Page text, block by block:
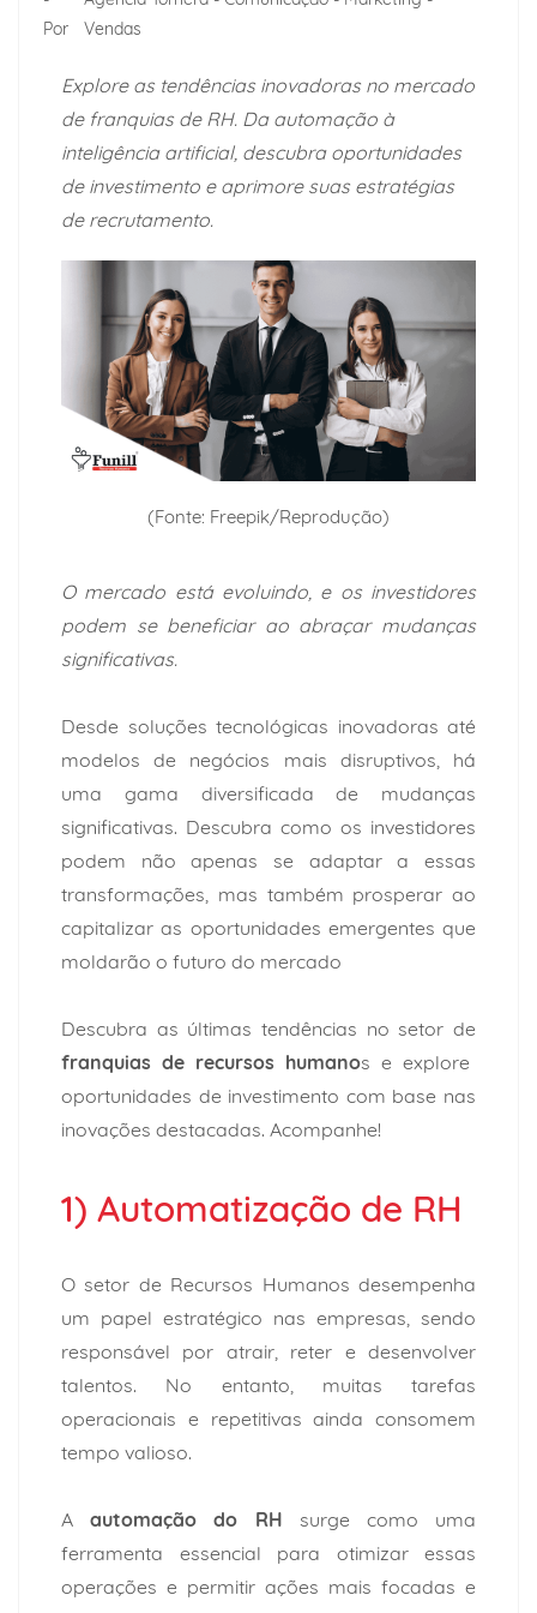
Por
Vendas
Explore as tendências inovadoras no mercado
de franquias de RH. Da automação à
inteligência artificial, descubra oportunidades
de investimento e aprimore suas estratégias
de recrutamento.
(Fonte: Freepik/Reprodução)
O mercado está evoluindo, e os investidores
podem se beneficiar ao abraçar mudanças
significativas.
Desde soluções tecnológicas inovadoras até
modelos de negócios mais disruptivos, há
uma gama diversificada de mudanças
significativas. Descubra como os investidores
podem não apenas se adaptar a essas
transformações, mas também prosperar ao
capitalizar as oportunidades emergentes que
moldarão o futuro do mercado
Descubra as últimas tendências no setor de
franquias de recursos humanos e explore
oportunidades de investimento com base nas
inovações destacadas. Acompanhe!
1) Automatização de RH
O setor de Recursos Humanos desempenha
um papel estratégico nas empresas, sendo
responsável por atrair, reter e desenvolver
talentos. No entanto, muitas tarefas
operacionais e repetitivas ainda consomem
tempo valioso.
Aautomação do RH surge como uma
ferramenta essencial para otimizar essas
operações e permitir ações mais focadas e